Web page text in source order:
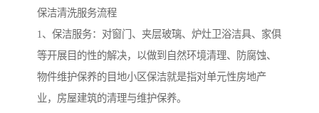
保洁清洗服务流程
1、保洁服务：对窗门、夹层玻璃、炉灶卫浴洁具、家俱
等开展目的性的解决，以做到自然环境清理、防腐蚀、
物件维护保养的目地小区保洁就是指对单元性房地产
业，房屋建筑的清理与维护保养。